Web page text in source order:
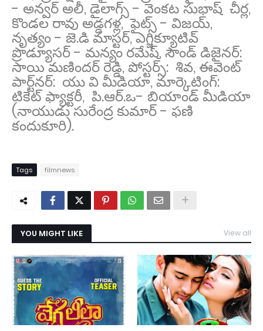
- అన్వర్ అలీ, డైలాగ్స్ - వెంకట సుభాష్ చీర్ల,
కొండల రావు అడ్డగళ్ల, ఫైట్స్ - విజయ్,
నృత్యం - జె.డి మాస్టర్, ఎగ్జిక్యూటివ్
ప్రొడ్యూసర్ - మన్యం రమేష్, సౌండ్ డిజైన‌ర్‌:
సాయి మ‌ణింద‌ర్ రెడ్డి, పోస్ట‌ర్స్‌: శివ‌, ఈవెంట్
పార్ట్‌న‌ర్‌: యు వి మీడియా, మార్కెటింగ్‌:
టికెట్ ఫ్యాక్ట‌రీ, పి.ఆర్.ఒ- బియాండ్ మీడియా
(నాయుడు సురేంద్ర కుమార్ - ఫణి
కందుకూరి).
Tags filmnews
YOU MIGHT LIKE View all